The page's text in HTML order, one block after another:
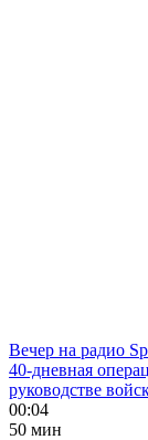
Вечер на радио
40-дневная
руководстве
00:04
50 мин